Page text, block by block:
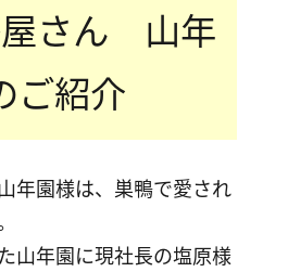
さん 山年
ご紹介
年園様は、巣鴨で愛され
山年園に現社長の塩原様